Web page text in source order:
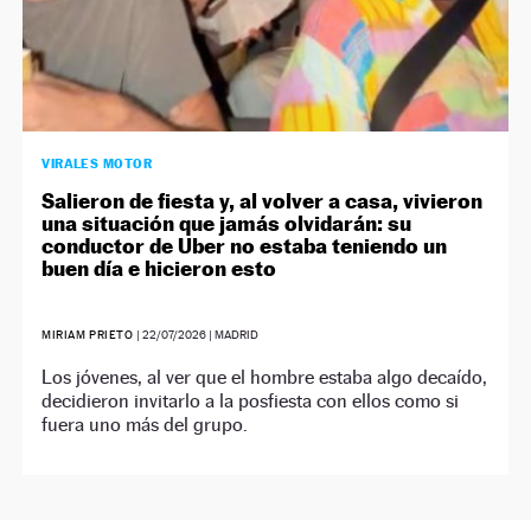
VIRALES MOTOR
Salieron de fiesta y, al volver a casa, vivieron
una situación que jamás olvidarán: su
conductor de Uber no estaba teniendo un
buen día e hicieron esto
MIRIAM PRIETO | 22/07/2026| MADRID
Los jóvenes, al ver que el hombre estaba algo decaído,
decidieron invitarlo a la posfiesta con ellos como si
fuera uno más del grupo.